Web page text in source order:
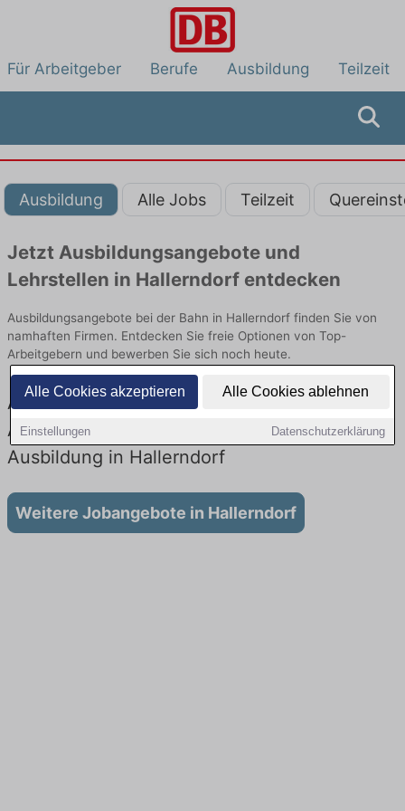
Alle Cookies akzeptieren Alle Cookies ablehnen
Einstellungen Datenschutzerklärung
Für Arbeitgeber Berufe Ausbildung Teilzeit
Ausbildung Alle Jobs Teilzeit
Jetzt Ausbildungsangebote und
Lehrstellen in Hallerndorf entdecken
Ausbildungsangebote bei der Bahn in Hallerndorf finden Sie von
namhaften Firmen. Entdecken Sie freie Optionen von Top-
Arbeitgebern und bewerben Sie sich noch heute.
Ausbildung in Hallerndorf bei der Bahn:
Aktuell gibt es keine Stellenangebote für
Ausbildung in Hallerndorf
Weitere Jobangebote in Hallerndorf